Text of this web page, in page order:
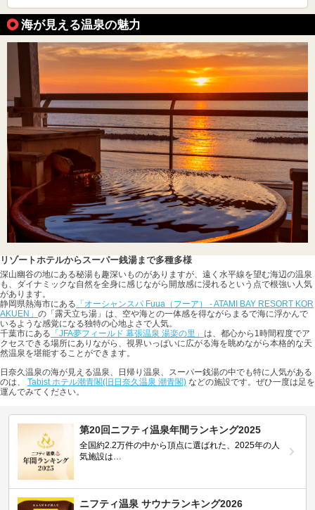
海が見える温泉の魅力
リゾートホテルからスーパー銭湯まで多種多様
深山幽谷の地にある秘湯も趣深いものがありますが、遠く水平線を望む海辺の温泉
も、ダイナミックな自然を全身に感じながら開放感に浸れるという点で根強い人気
があります。
静岡県熱海市にある 「オーシャンスパ Fuua（フーア） - ATAMI BAY RESORT KOR
AKUEN」 の「露天立ち湯」は、空や海との一体感を得ながらまるで海に浮かんで
いるような感覚になる独特の心地よさで人気。
千葉市にある 「JFA夢フィールド 幕張温泉 湯楽の里」 は、都心から1時間程度でア
クセスできる場所にありながら、視界いっぱいに広がる海を眺めながら本格的な天
然温泉を堪能することができます。
日奈久温泉の海が見える温泉、日帰り温泉、スーパー銭湯の中でも特に人気がある
のは、 Tabist ホテル潮青閣(旧日奈久温泉 潮青閣) などの施設です。ぜひ一度は足を
運んでみてください。
第20回ニフティ温泉年間ランキング2025
全国約2.2万件の中から頂点に選ばれた、2025年の人
気施設は…
ニフティ温泉 サウナランキング2026